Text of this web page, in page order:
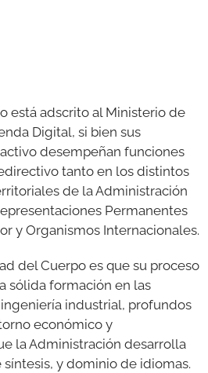
está adscrito al Ministerio de
Digital, si bien sus
desempeñan funciones
tanto en los distintos
de la Administración
Permanentes
y Organismos Internacionales.
del Cuerpo es que su proceso
sólida formación en las
industrial, profundos
económico y
la Administración desarrolla
síntesis, y dominio de idiomas.